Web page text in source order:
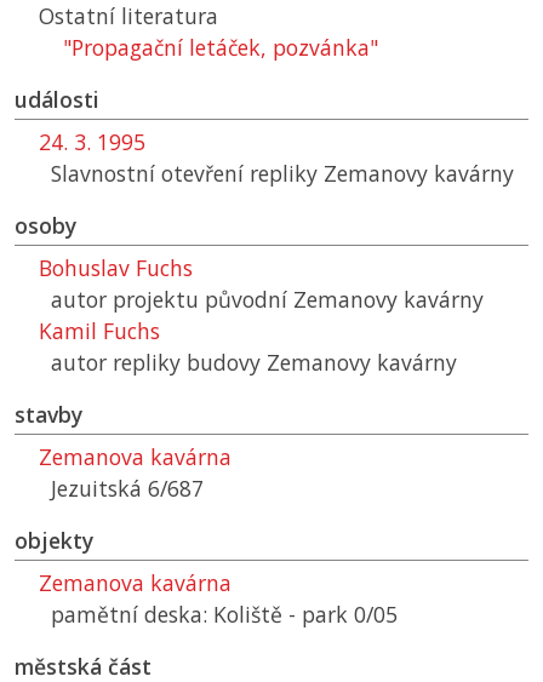
Ostatní literatura
"Propagační letáček, pozvánka"
události
24. 3. 1995
Slavnostní otevření repliky Zemanovy kavárny
osoby
Bohuslav Fuchs
autor projektu původní Zemanovy kavárny
Kamil Fuchs
autor repliky budovy Zemanovy kavárny
stavby
Zemanova kavárna
Jezuitská 6/687
objekty
Zemanova kavárna
pamětní deska: Koliště - park 0/05
městská část